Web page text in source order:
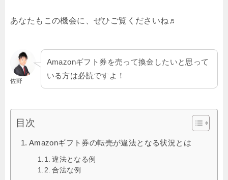
あなたもこの機会に、ぜひご覧くださいね♬
佐野
Amazonギフト券を売って換金したいと思って
いる方は必読ですよ！
目次
Amazonギフト券の転売が違法となる状況とは
違法となる例
合法な例